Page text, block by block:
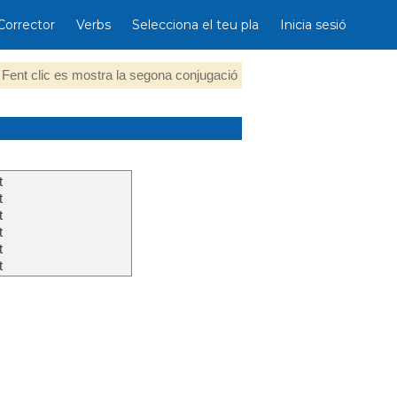
Verbs Selecciona el teu pla Inicia sesió
Fent clic es mostra la segona conjugació